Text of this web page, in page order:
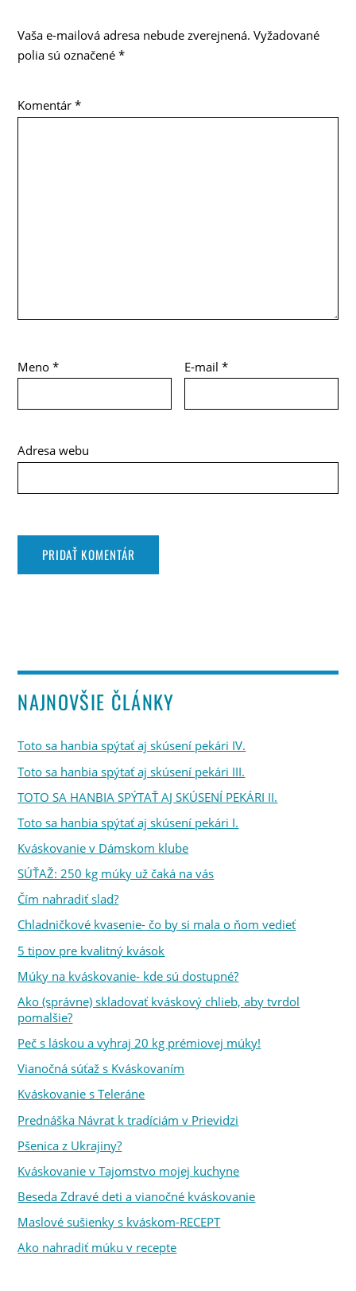
Vaša e-mailová adresa nebude zverejnená. Vyžadované
polia sú označené*
Komentár*
Meno* E-mail*
Adresa webu
NAJNOVŠIE ČLÁNKY
Toto sa hanbia spýtať aj skúsení pekári IV.
Toto sa hanbia spýtať aj skúsení pekári III.
TOTO SA HANBIA SPÝTAŤ AJ SKÚSENÍ PEKÁRI II.
Toto sa hanbia spýtať aj skúsení pekári I.
Kváskovanie v Dámskom klube
SÚŤAŽ: 250 kg múky už čaká na vás
Čím nahradiť slad?
Chladničkové kvasenie- čo by si mala o ňom vedieť
5 tipov pre kvalitný kvások
Múky na kváskovanie- kde sú dostupné?
Ako (správne) skladovať kváskový chlieb, aby tvrdol
pomalšie?
Peč s láskou a vyhraj 20 kg prémiovej múky!
Vianočná súťaž s Kváskovaním
Kváskovanie s Teleráne
Prednáška Návrat k tradíciám v Prievidzi
Pšenica z Ukrajiny?
Kváskovanie v Tajomstvo mojej kuchyne
Beseda Zdravé deti a vianočné kváskovanie
Maslové sušienky s kváskom-RECEPT
Ako nahradiť múku v recepte